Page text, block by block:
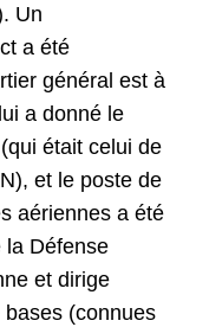
Un
a été
général est à
a donné le
était celui de
et le poste de
aériennes a été
la Défense
et dirige
(connues